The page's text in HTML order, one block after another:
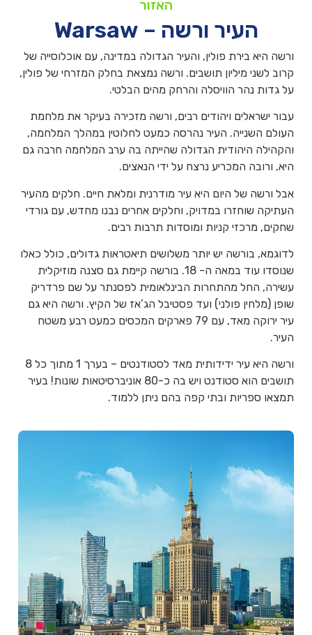
האזור
העיר ורשה – Warsaw
ורשה היא בירת פולין, והעיר הגדולה במדינה, עם אוכלוסייה של
קרוב לשני מיליון תושבים. ורשה נמצאת בחלק המזרחי של פולין,
על גדות נהר הוויסלה והרחק מהים הבלטי.
עבור ישראלים ויהודים רבים, ורשה מזכירה בעיקר את מלחמת
העולם השנייה. העיר נהרסה כמעט לחלוטין במהלך המלחמה,
והקהילה היהודית הגדולה שהייתה בה ערב המלחמה חרבה גם
היא, ורובה המכריע נרצח על ידי הנאצים.
אבל ורשה של היום היא עיר מודרנית ומלאת חיים. חלקים מהעיר
העתיקה שוחזרו במדויק, וחלקים אחרים נבנו מחדש, עם גורדי
שחקים, מרכזי קניות ומוסדות תרבות רבים.
לדוגמא, בורשה יש יותר משלושים תיאטראות גדולים, כולל כאלו
שנוסדו עוד במאה ה- 18. בורשה קיימת גם סצנה מוזיקלית
עשירה, החל מהתחרות הבינלאומית לפסנתר על שם פרדריק
שופן (מלחין פולני) ועד פסטיבל הג’אז של הקיץ. ורשה היא גם
עיר ירוקה מאד, עם 79 פארקים המכסים כמעט רבע משטח
העיר.
ורשה היא עיר ידידותית מאד לסטודנטים – בערך 1 מתוך כל 8
תושבים הוא סטודנט ויש בה כ-80 אוניברסיטאות שונות! בעיר
תמצאו ספריות ובתי קפה בהם ניתן ללמוד.